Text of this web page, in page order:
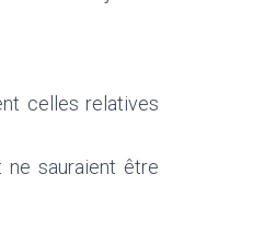
celles relatives
sauraient être